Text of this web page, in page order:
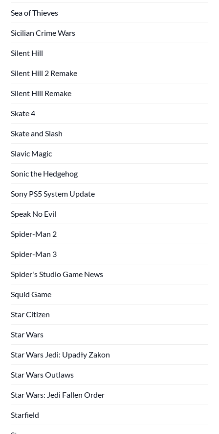
Sea of Thieves
Sicilian Crime Wars
Silent Hill
Silent Hill 2 Remake
Silent Hill Remake
Skate 4
Skate and Slash
Slavic Magic
Sonic the Hedgehog
Sony PS5 System Update
Speak No Evil
Spider-Man 2
Spider-Man 3
Spider's Studio Game News
Squid Game
Star Citizen
Star Wars
Star Wars Jedi: Upadły Zakon
Star Wars Outlaws
Star Wars: Jedi Fallen Order
Starfield